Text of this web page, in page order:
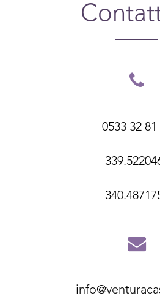
0533 32 81